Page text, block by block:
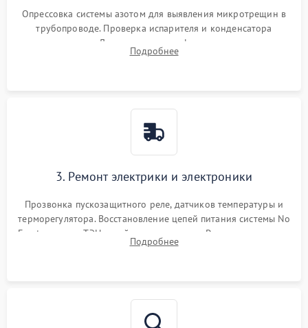
Опрессовка системы азотом для выявления микротрещин в
трубопроводе. Проверка испарителя и конденсатора
течеискателем. Демонтаж старого фильтра-осушителя и
продувка капиллярной трубки для устранения засоров.
Подробнее
3. Ремонт электрики и электроники
Прозвонка пускозащитного реле, датчиков температуры и
терморегулятора. Восстановление цепей питания системы No
Frost, включая ТЭН оттайки и вентилятор. Ремонт или замена
платы управления при сбоях алгоритмов.
Подробнее